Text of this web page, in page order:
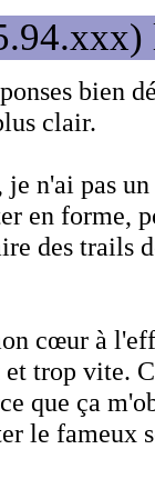
bien
clair.
je n'ai pas
en forme,
des trails
cœur à
trop vite.
que ça
le fameux